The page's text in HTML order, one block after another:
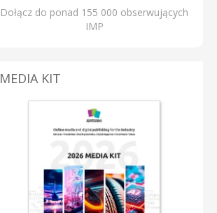
Dołącz do ponad 155 000 obserwujących
IMP
MEDIA KIT